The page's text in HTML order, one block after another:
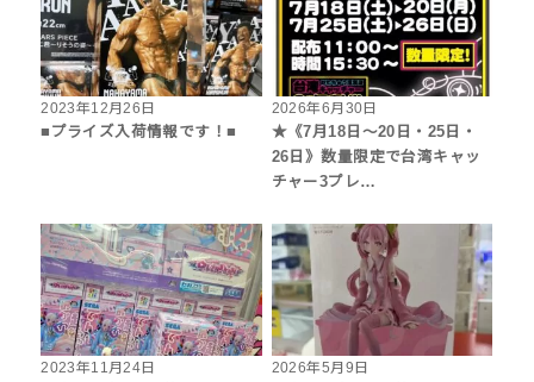
2023年12月26日
■プライズ入荷情報です！■
2026年6月30日
★《7月18日～20日・25日・
26日》数量限定で台湾キャッ
チャー3プレ…
2023年11月24日
2026年5月9日